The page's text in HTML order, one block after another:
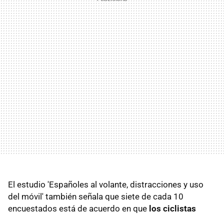
El estudio 'Españoles al volante, distracciones y uso
del móvil' también señala que siete de cada 10
encuestados está de acuerdo en que los ciclistas